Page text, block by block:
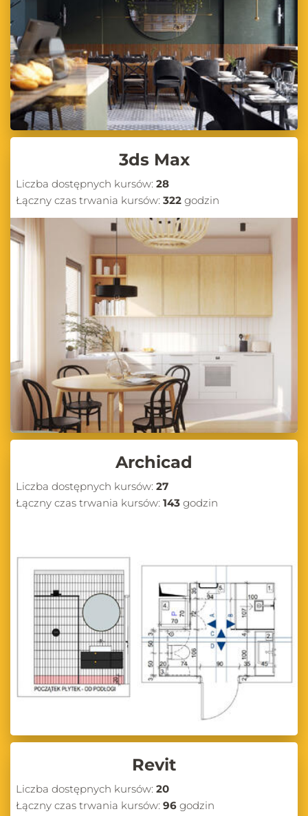
3ds Max
Liczba dostępnych kursów: 28
Łączny czas trwania kursów: 322 godzin
Archicad
Liczba dostępnych kursów: 27
Łączny czas trwania kursów: 143 godzin
Revit
Liczba dostępnych kursów: 20
Łączny czas trwania kursów: 96 godzin